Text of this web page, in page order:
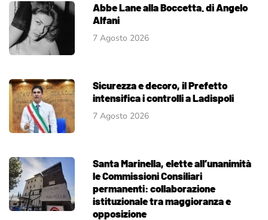
Abbe Lane alla Boccetta. di Angelo
Alfani
7 Agosto 2026
Sicurezza e decoro, il Prefetto
intensifica i controlli a Ladispoli
7 Agosto 2026
Santa Marinella, elette all’unanimità
le Commissioni Consiliari
permanenti: collaborazione
istituzionale tra maggioranza e
opposizione